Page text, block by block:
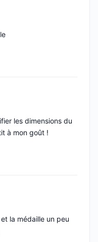
les dimensions du
à mon goût !
la médaille un peu